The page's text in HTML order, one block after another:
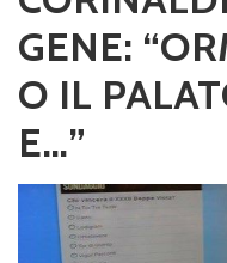
GENE:
O IL
E…”